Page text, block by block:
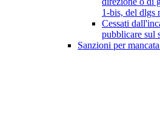
1-bis, del dlgs
Cessati
pubblicare sul
Sanzioni per